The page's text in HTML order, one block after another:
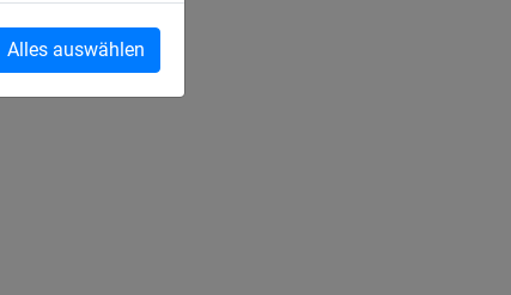
Alles auswählen